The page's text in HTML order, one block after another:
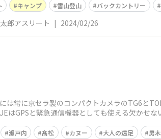
キャンプ 雪山登山 バックカントリー
郎アスリート | 2024/02/26
は常に京セラ製のコンパクトカメラのTG6と
はGPSと緊急通信機器としても使える欠かせな
瀬戸内 髙松 カヌー 大人の遠足 男